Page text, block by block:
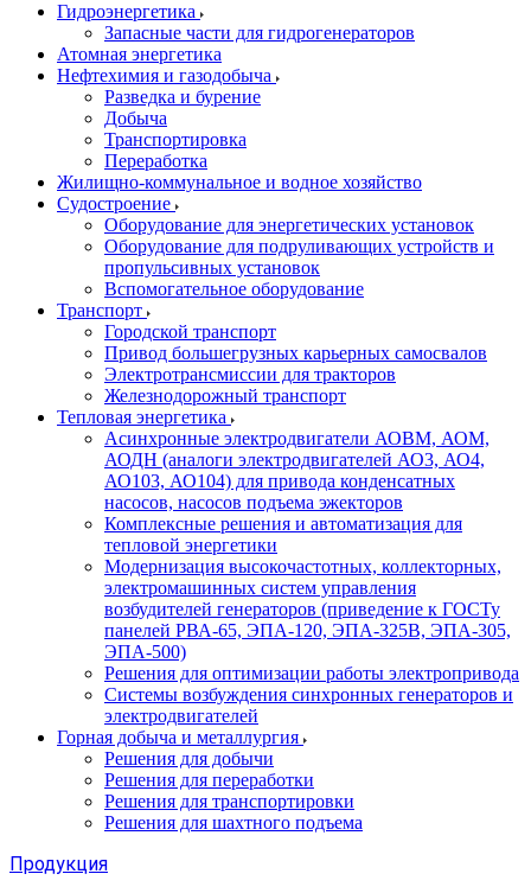
Гидроэнергетика
Запасные части для гидрогенераторов
Атомная энергетика
Нефтехимия и газодобыча
Разведка и бурение
Добыча
Транспортировка
Переработка
Жилищно-коммунальное и водное хозяйство
Судостроение
Оборудование для энергетических установок
Оборудование для подруливающих устройств и
пропульсивных установок
Вспомогательное оборудование
Транспорт
Городской транспорт
Привод большегрузных карьерных самосвалов
Электротрансмиссии для тракторов
Железнодорожный транспорт
Тепловая энергетика
Асинхронные электродвигатели АОВМ, АОМ,
АОДН (аналоги электродвигателей АО3, АО4,
АО103, АО104) для привода конденсатных
насосов, насосов подъема эжекторов
Комплексные решения и автоматизация для
тепловой энергетики
Модернизация высокочастотных, коллекторных,
электромашинных систем управления
возбудителей генераторов (приведение к ГОСТу
панелей РВА-65, ЭПА-120, ЭПА-325В, ЭПА-305,
ЭПА-500)
Решения для оптимизации работы электропривода
Системы возбуждения синхронных генераторов и
электродвигателей
Горная добыча и металлургия
Решения для добычи
Решения для переработки
Решения для транспортировки
Решения для шахтного подъема
Продукция